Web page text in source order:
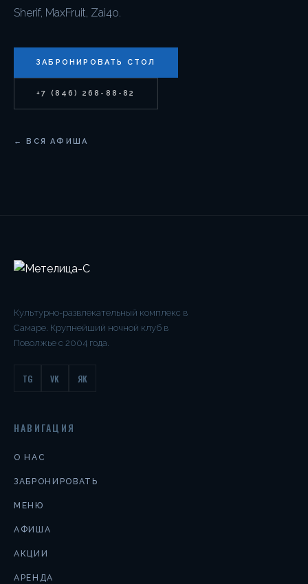
Sherif, MaxFruit, Zai4o.
ЗАБРОНИРОВАТЬ СТОЛ
+7 (846) 268-88-82
← ВСЯ АФИША
Культурно-развлекательный комплекс в
Самаре. Крупнейший ночной клуб в
Поволжье с 2004 года.
TG VK ЯК
НАВИГАЦИЯ
О НАС
ЗАБРОНИРОВАТЬ
МЕНЮ
АФИША
АКЦИИ
АРЕНДА